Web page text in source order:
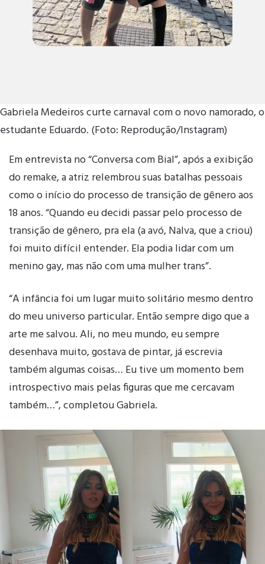
Gabriela Medeiros curte carnaval com o novo namorado, o
estudante Eduardo. (Foto: Reprodução/Instagram)
Em entrevista no “Conversa com Bial”, após a exibição
do remake, a atriz relembrou suas batalhas pessoais
como o início do processo de transição de gênero aos
18 anos. “Quando eu decidi passar pelo processo de
transição de gênero, pra ela (a avó, Nalva, que a criou)
foi muito difícil entender. Ela podia lidar com um
menino gay, mas não com uma mulher trans”.
“A infância foi um lugar muito solitário mesmo dentro
do meu universo particular. Então sempre digo que a
arte me salvou. Ali, no meu mundo, eu sempre
desenhava muito, gostava de pintar, já escrevia
também algumas coisas… Eu tive um momento bem
introspectivo mais pelas figuras que me cercavam
também…”, completou Gabriela.